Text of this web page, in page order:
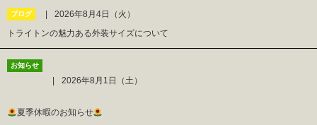
ブログ
2026年8月4日（火）
トライトンの魅力ある外装サイズについて
お知らせ
2026年8月1日（土）
夏季休暇のお知らせ